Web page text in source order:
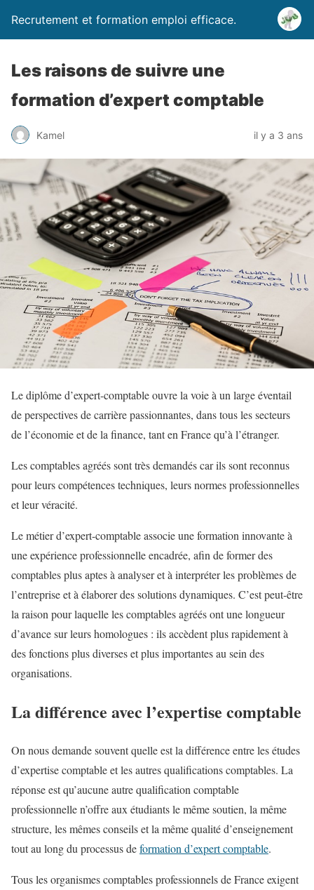
Recrutement et formation emploi efficace.
Les raisons de suivre une
formation d’expert comptable
Kamel il y a 3 ans
Le diplôme d’expert-comptable ouvre la voie à un large éventail
de perspectives de carrière passionnantes, dans tous les secteurs
de l’économie et de la finance, tant en France qu’à l’étranger.
Les comptables agréés sont très demandés car ils sont reconnus
pour leurs compétences techniques, leurs normes professionnelles
et leur véracité.
Le métier d’expert-comptable associe une formation innovante à
une expérience professionnelle encadrée, afin de former des
comptables plus aptes à analyser et à interpréter les problèmes de
l’entreprise et à élaborer des solutions dynamiques. C’est peut-être
la raison pour laquelle les comptables agréés ont une longueur
d’avance sur leurs homologues : ils accèdent plus rapidement à
des fonctions plus diverses et plus importantes au sein des
organisations.
La différence avec l’expertise comptable
On nous demande souvent quelle est la différence entre les études
d’expertise comptable et les autres qualifications comptables. La
réponse est qu’aucune autre qualification comptable
professionnelle n’offre aux étudiants le même soutien, la même
structure, les mêmes conseils et la même qualité d’enseignement
tout au long du processus deformation d’expert comptable.
Tous les organismes comptables professionnels de France exigent